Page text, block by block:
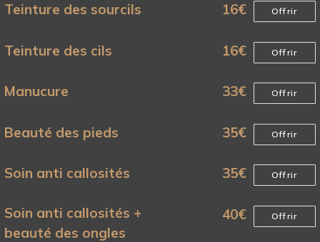
Teinture des sourcils 16€ Offrir
Teinture des cils 16€ Offrir
Manucure 33€ Offrir
Beauté des pieds 35€ Offrir
Soin anti callosités 35€ Offrir
Soin anti callosités +
beauté des ongles
40€ Offrir